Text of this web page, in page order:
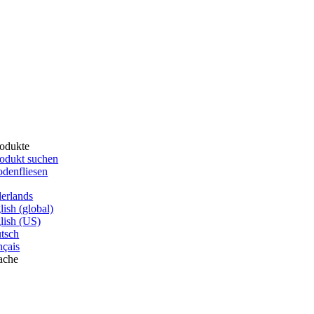
(global)
(US)
suchen